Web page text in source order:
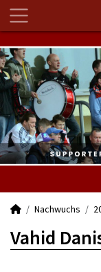
Nachwuchs
Vahid